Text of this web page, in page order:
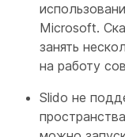
Microsoft.
занять
на работу
Slido не